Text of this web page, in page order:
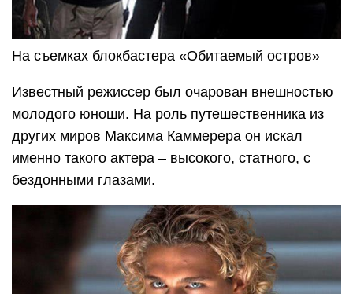
На съемках блокбастера «Обитаемый остров»
Известный режиссер был очарован внешностью
молодого юноши. На роль путешественника из
других миров Максима Каммерера он искал
именно такого актера – высокого, статного, с
бездонными глазами.